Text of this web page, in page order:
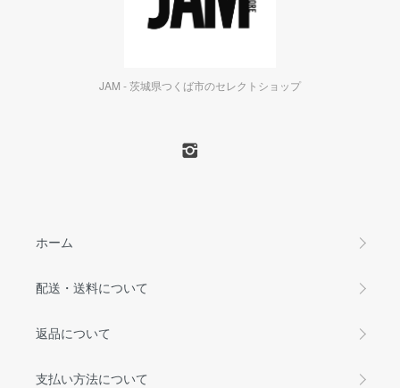
JAM - 茨城県つくば市のセレクトショップ
ホーム
配送・送料について
返品について
支払い方法について